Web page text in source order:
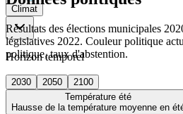
Climat
Horizon temporel
2030 2050
2100
Température été
Hausse de la température moyenne en
Résultats des élections municipales
législatives 2022. Couleur politique
politique, taux d'abstention.